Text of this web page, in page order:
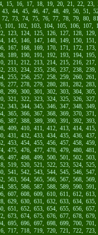
, 15, 16, 17, 18, 19, 20, 21, 22, 23,
43, 44, 45, 46, 47, 48, 49, 50, 51,
72, 73, 74, 75, 76, 77, 78, 79, 80,
, 101, 102, 103, 104, 105, 106, 107,
, 123, 124, 125, 126, 127, 128, 129
, 145, 146, 147, 148, 149, 150, 151
, 167, 168, 169, 170, 171, 172, 173
, 189, 190, 191, 192, 193, 194, 195
, 211, 212, 213, 214, 215, 216, 217
, 233, 234, 235, 236, 237, 238, 239
, 255, 256, 257, 258, 259, 260, 261
, 277, 278, 279, 280, 281, 282, 283
, 299, 300, 301, 302, 303, 304, 305
, 321, 322, 323, 324, 325, 326, 327
, 343, 344, 345, 346, 347, 348, 349
, 365, 366, 367, 368, 369, 370, 371
, 387, 388, 389, 390, 391, 392, 393
, 409, 410, 411, 412, 413, 414, 415
, 431, 432, 433, 434, 435, 436, 437
, 453, 454, 455, 456, 457, 458, 459
, 475, 476, 477, 478, 479, 480, 481
, 497, 498, 499, 500, 501, 502, 503
, 519, 520, 521, 522, 523, 524, 525
, 541, 542, 543, 544, 545, 546, 547
, 563, 564, 565, 566, 567, 568, 569
, 585, 586, 587, 588, 589, 590, 591
, 607, 608, 609, 610, 611, 612, 613
, 629, 630, 631, 632, 633, 634, 635
, 651, 652, 653, 654, 655, 656, 657
, 673, 674, 675, 676, 677, 678, 679
, 695, 696, 697, 698, 699, 700, 701
, 717, 718, 719, 720, 721, 722, 723